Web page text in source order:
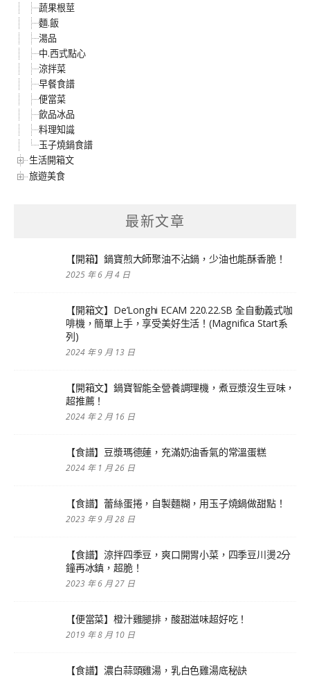
蔬果根莖
麵.飯
湯品
中.西式點心
涼拌菜
早餐食譜
便當菜
飲品冰品
料理知識
玉子燒鍋食譜
生活開箱文
旅遊美食
最新文章
【開箱】鍋寶煎大師聚油不沾鍋，少油也能酥香脆！
2025 年 6 月 4 日
【開箱文】De’Longhi ECAM 220.22.SB 全自動義式咖
啡機，簡單上手，享受美好生活！(Magnifica Start系
列)
2024 年 9 月 13 日
【開箱文】鍋寶智能全營養調理機，煮豆漿沒生豆味，
超推薦！
2024 年 2 月 16 日
【食譜】豆漿瑪德蓮，充滿奶油香氣的常溫蛋糕
2024 年 1 月 26 日
【食譜】蕾絲蛋捲，自製麵糊，用玉子燒鍋做甜點！
2023 年 9 月 28 日
【食譜】涼拌四季豆，爽口開胃小菜，四季豆川燙2分
鐘再冰鎮，超脆！
2023 年 6 月 27 日
【便當菜】橙汁雞腿排，酸甜滋味超好吃！
2019 年 8 月 10 日
【食譜】濃白蒜頭雞湯，乳白色雞湯底秘訣